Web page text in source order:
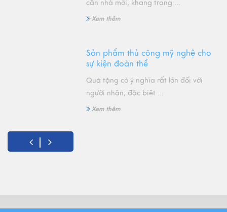
căn nhà mới, khang trang ...
Xem thêm
Sản phẩm thủ công mỹ nghệ cho
sự kiện đoàn thể
Quà tặng có ý nghĩa rất lớn đối với
người nhận, đặc biệt ...
Xem thêm